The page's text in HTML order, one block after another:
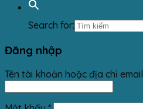
Search for:
Đăng nhập
Tên tài khoản hoặc địa chỉ email